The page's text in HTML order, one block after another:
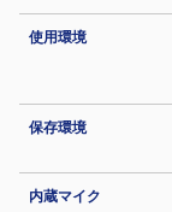
使用環境
保存環境
内蔵マイク